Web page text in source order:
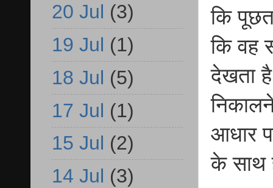
कि
कि वह
देखता
आधार
के साथ
20 Jul (3)
19 Jul (1)
18 Jul (5)
17 Jul (1)
15 Jul (2)
14 Jul (3)